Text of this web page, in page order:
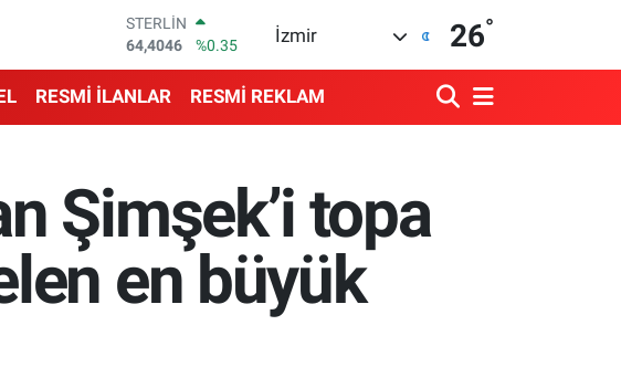
GRAM ALTIN
6648.99
%2.59
BİST100
13.773
%-19
EURO
55,1652
%0.27
STERLİN
64,4046
%0.35
İzmir 26°
RESMİ İLANLAR RESMİ REKLAM
Şimşek’i topa
en büyük